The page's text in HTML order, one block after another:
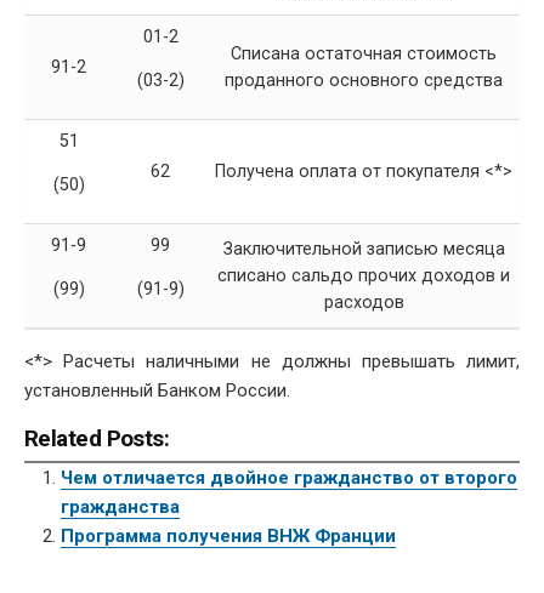
91-2
01-2
(03-2)
Списана остаточная стоимость
проданного основного средства
51
(50)
62 Получена оплата от покупателя <*>
91-9
(99)
99
(91-9)
Заключительной записью месяца
списано сальдо прочих доходов и
расходов
<*> Расчеты наличными не должны превышать лимит,
установленный Банком России.
Related Posts:
Чем отличается двойное гражданство от второго
гражданства
Программа получения ВНЖ Франции